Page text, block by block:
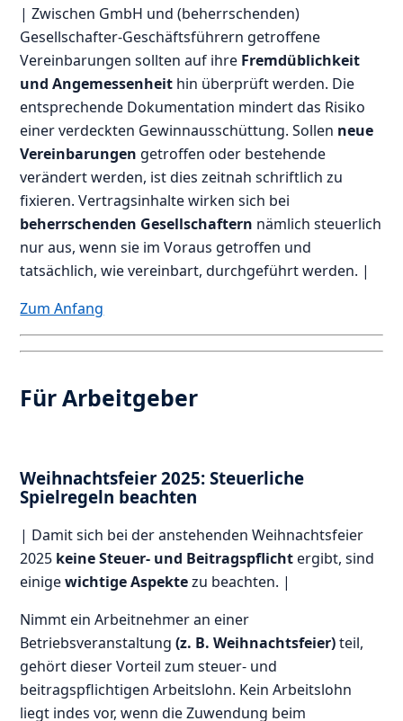
| Zwischen GmbH und (beherrschenden)
Gesellschafter-Geschäftsführern getroffene
Vereinbarungen sollten auf ihre Fremdüblichkeit
und Angemessenheit hin überprüft werden. Die
entsprechende Dokumentation mindert das Risiko
einer verdeckten Gewinnausschüttung. Sollen neue
Vereinbarungen getroffen oder bestehende
verändert werden, ist dies zeitnah schriftlich zu
fixieren. Vertragsinhalte wirken sich bei
beherrschenden Gesellschaftern nämlich steuerlich
nur aus, wenn sie im Voraus getroffen und
tatsächlich, wie vereinbart, durchgeführt werden. |
Zum Anfang
Für Arbeitgeber
Weihnachtsfeier 2025: Steuerliche
Spielregeln beachten
| Damit sich bei der anstehenden Weihnachtsfeier
2025 keine Steuer- und Beitragspflichtergibt, sind
einigewichtige Aspektezu beachten. |
Nimmt ein Arbeitnehmer an einer
Betriebsveranstaltung(z. B. Weihnachtsfeier)teil,
gehört dieser Vorteil zum steuer- und
beitragspflichtigen Arbeitslohn. Kein Arbeitslohn
liegt indes vor, wenn die Zuwendung beim